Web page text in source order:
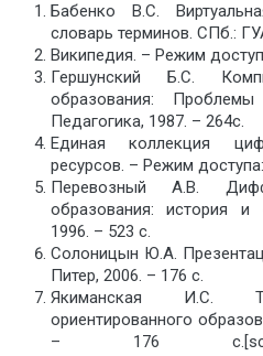
Бабенко В.С.
словарь терминов. СПб.:
Википедия. – Режим
Гершунский Б.С.
образования:
Педагогика, 1987. – 264с.
Единая коллекция
ресурсов. – Режим доступа:
Перевозный А.В.
образования: история
1996. – 523 с.
Солоницын Ю.А.
Питер, 2006. – 176 с.
Якиманская И.С.
ориентированного
– 176